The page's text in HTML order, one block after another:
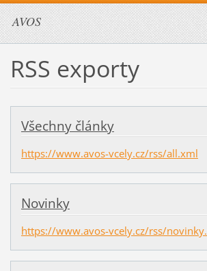
AVOS
RSS exporty
Všechny články
https://www.avos-vcely.cz/rss/all.xml
Novinky
https://www.avos-vcely.cz/rss/